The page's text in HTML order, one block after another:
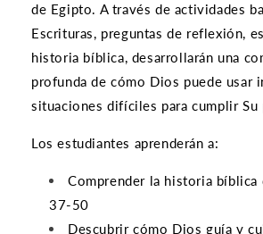
de Egipto. A través de actividades
Escrituras, preguntas de reflexión,
historia bíblica, desarrollarán una
profunda de cómo Dios puede usar
situaciones difíciles para cumplir
Los estudiantes aprenderán a:
Comprender la historia bíblica
37-50
Descubrir cómo Dios guía y